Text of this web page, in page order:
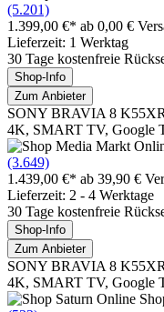
(5.201)
1.399,00 €* ab 0,00 €
Lieferzeit: 1 Werktag
30 Tage kostenfreie
Shop-Info
Zum Anbieter
SONY BRAVIA 8
4K, SMART TV, Google
(3.649)
1.439,00 €* ab 39,90 €
Lieferzeit: 2 - 4 Werktage
30 Tage kostenfreie
Shop-Info
Zum Anbieter
SONY BRAVIA 8
4K, SMART TV, Google